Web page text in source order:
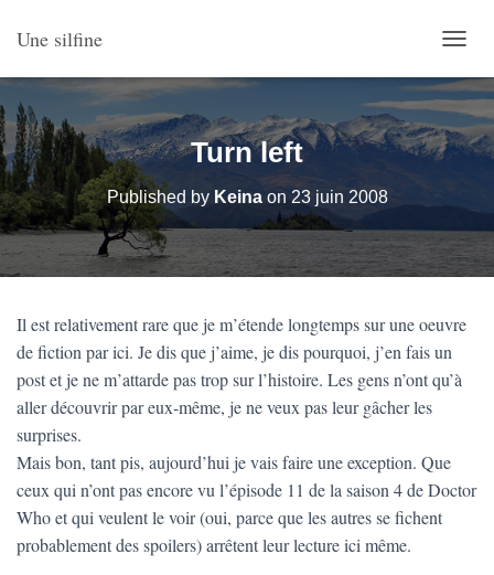
Une silfine
U
V
R
I
R
M
L
A
T
Turn left
Published by Keinaon 23 juin 2008
Il est relativement rare que je m’étende longtemps sur une oeuvre
de fiction par ici. Je dis que j’aime, je dis pourquoi, j’en fais un
post et je ne m’attarde pas trop sur l’histoire. Les gens n’ont qu’à
aller découvrir par eux-même, je ne veux pas leur gâcher les
surprises.
Mais bon, tant pis, aujourd’hui je vais faire une exception. Que
ceux qui n’ont pas encore vu l’épisode 11 de la saison 4 de Doctor
Who et qui veulent le voir (oui, parce que les autres se fichent
probablement des spoilers) arrêtent leur lecture ici même.